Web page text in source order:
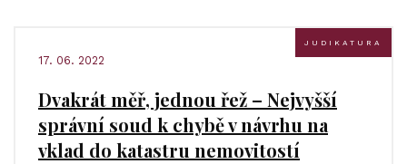
JUDIKATURA
17. 06. 2022
Dvakrát měř, jednou řež – Nejvyšší
správní soud k chybě v návrhu na
vklad do katastru nemovitostí